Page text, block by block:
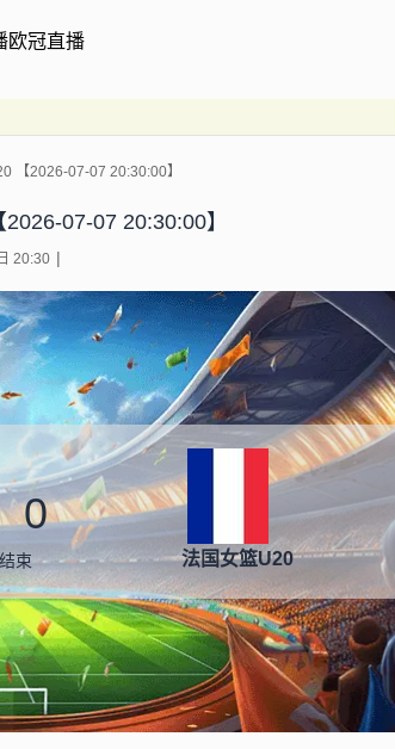
欧冠直播
【2026-07-07 20:30:00】
07-07 20:30:00】
20:30
0
束 法国女篮U20